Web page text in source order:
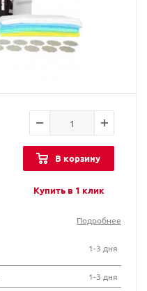
В корзину
Купить в 1 клик
Подробнее
1-3 дня
1-3 дня